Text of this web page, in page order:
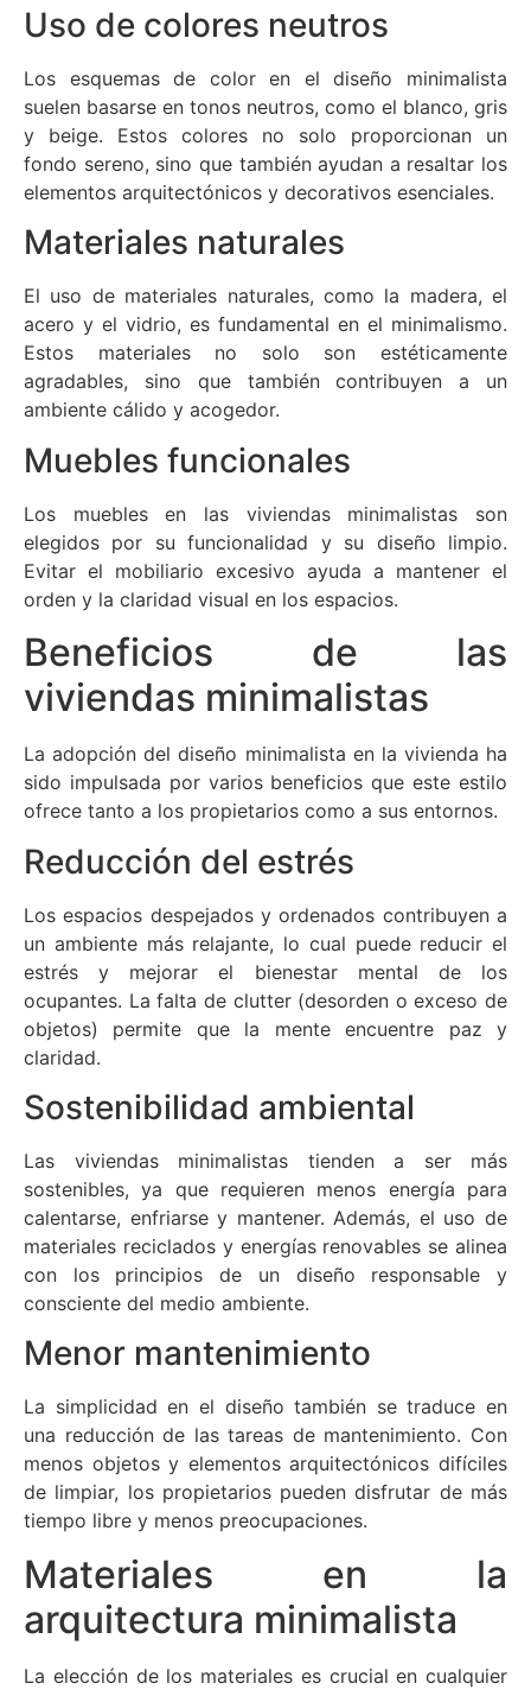
Uso de colores neutros
Los esquemas de color en el diseño minimalista
suelen basarse en tonos neutros, como el blanco, gris
y beige. Estos colores no solo proporcionan un
fondo sereno, sino que también ayudan a resaltar los
elementos arquitectónicos y decorativos esenciales.
Materiales naturales
El uso de materiales naturales, como la madera, el
acero y el vidrio, es fundamental en el minimalismo.
Estos materiales no solo son estéticamente
agradables, sino que también contribuyen a un
ambiente cálido y acogedor.
Muebles funcionales
Los muebles en las viviendas minimalistas son
elegidos por su funcionalidad y su diseño limpio.
Evitar el mobiliario excesivo ayuda a mantener el
orden y la claridad visual en los espacios.
Beneficios de las
viviendas minimalistas
La adopción del diseño minimalista en la vivienda ha
sido impulsada por varios beneficios que este estilo
ofrece tanto a los propietarios como a sus entornos.
Reducción del estrés
Los espacios despejados y ordenados contribuyen a
un ambiente más relajante, lo cual puede reducir el
estrés y mejorar el bienestar mental de los
ocupantes. La falta de clutter (desorden o exceso de
objetos) permite que la mente encuentre paz y
claridad.
Sostenibilidad ambiental
Las viviendas minimalistas tienden a ser más
sostenibles, ya que requieren menos energía para
calentarse, enfriarse y mantener. Además, el uso de
materiales reciclados y energías renovables se alinea
con los principios de un diseño responsable y
consciente del medio ambiente.
Menor mantenimiento
La simplicidad en el diseño también se traduce en
una reducción de las tareas de mantenimiento. Con
menos objetos y elementos arquitectónicos difíciles
de limpiar, los propietarios pueden disfrutar de más
tiempo libre y menos preocupaciones.
Materiales en la
arquitectura minimalista
La elección de los materiales es crucial en cualquier